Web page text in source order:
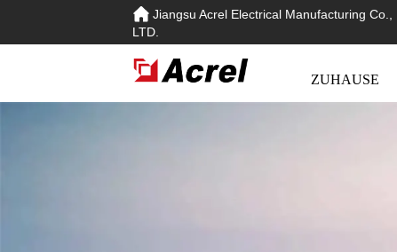
Jiangsu Acrel Electrical Manufacturing Co.,
LTD.
ZUHAUSE